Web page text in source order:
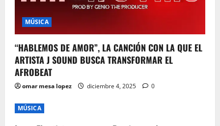
MÚSICA
“HABLEMOS DE AMOR”, LA CANCIÓN CON LA QUE EL
ARTISTA J SOUND BUSCA TRANSFORMAR EL
AFROBEAT
omar mesa lopez diciembre 4, 2025 0
MÚSICA